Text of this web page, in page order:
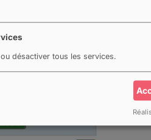
désactiver tous les services.